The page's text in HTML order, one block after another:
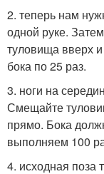
2. теперь нам
одной руке.
туловища вверх и
бока по 25 раз.
3. ноги на
Смещайте
прямо. Бока
выполняем 100
4. исходная поза